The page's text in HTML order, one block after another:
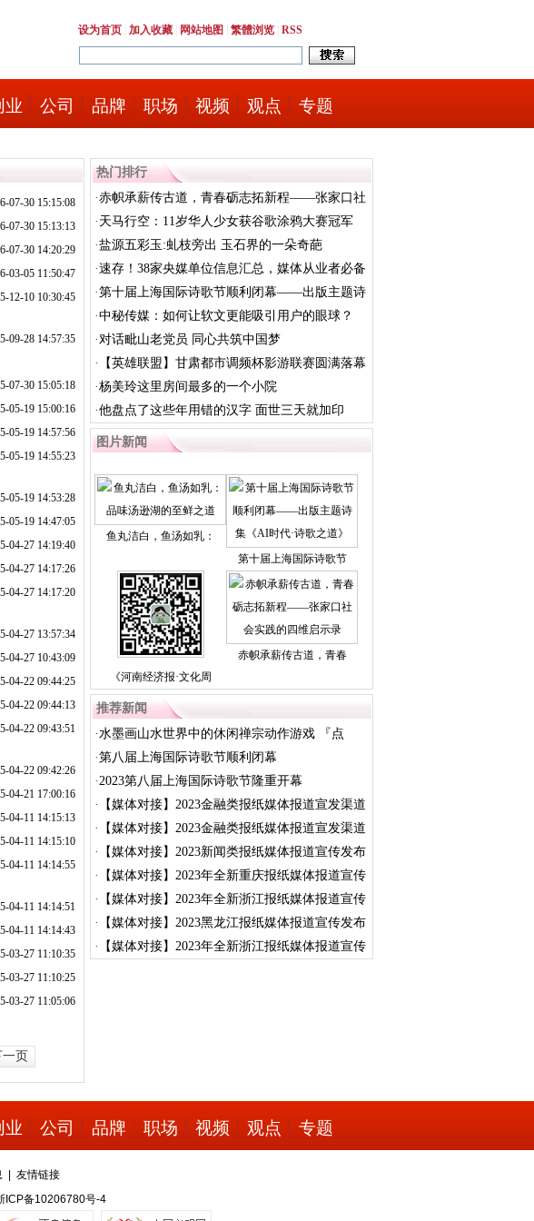
设为首页 加入收藏 网站地图 繁體浏览 RSS
业 公司 品牌 职场 视频 观点 专题
07-30 15:15:08
07-30 15:13:13
07-30 14:20:29
03-05 11:50:47
12-10 10:30:45
09-28 14:57:35
07-30 15:05:18
05-19 15:00:16
05-19 14:57:56
05-19 14:55:23
05-19 14:53:28
05-19 14:47:05
04-27 14:19:40
04-27 14:17:26
04-27 14:17:20
04-27 13:57:34
04-27 10:43:09
04-22 09:44:25
04-22 09:44:13
04-22 09:43:51
04-22 09:42:26
04-21 17:00:16
04-11 14:15:13
04-11 14:15:10
04-11 14:14:55
04-11 14:14:51
04-11 14:14:43
03-27 11:10:35
03-27 11:10:25
03-27 11:05:06
一页
热门排行
·赤帜承薪传古道，青春砺志拓新程——张家口社
会...
· 天马行空：11岁华人少女获谷歌涂鸦大赛冠军
·盐源五彩玉:虬枝旁出 玉石界的一朵奇葩
·速存！38家央媒单位信息汇总，媒体从业者必备
·第十届上海国际诗歌节顺利闭幕——出版主题诗
集...
·中秘传媒：如何让软文更能吸引用户的眼球？
·对话毗山老党员 同心共筑中国梦
·
【英雄联盟】甘肃都市调频杯影游联赛圆满落幕
·杨美玲这里房间最多的一个小院
·他盘点了这些年用错的汉字 面世三天就加印
图片新闻
鱼丸洁白，鱼汤如乳：
第十届上海国际诗歌节
《河南经济报·文化周
赤帜承薪传古道，青春
推荐新闻
·水墨画山水世界中的休闲禅宗动作游戏 『点
睛』...
·第八届上海国际诗歌节顺利闭幕
·2023第八届上海国际诗歌节隆重开幕
·
【媒体对接】2023金融类报纸媒体报道宣发渠道
推...
·
【媒体对接】2023金融类报纸媒体报道宣发渠道
推...
·
【媒体对接】2023新闻类报纸媒体报道宣传发布
渠...
·
【媒体对接】2023年全新重庆报纸媒体报道宣传
发...
·
【媒体对接】2023年全新浙江报纸媒体报道宣传
发...
·
【媒体对接】2023黑龙江报纸媒体报道宣传发布
渠...
·
【媒体对接】2023年全新浙江报纸媒体报道宣传
业 公司 品牌 职场 视频 观点 专题
友情链接
ICP备10206780号-4